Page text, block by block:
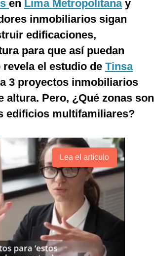
en Lima Metropolitanay
inmobiliarios sigan
edificaciones,
para que así puedan
revela el estudio de Tinsa
3 proyectos inmobiliarios
altura. Pero, ¿Qué zonas son
edificios multifamiliares?
Lea el artículo